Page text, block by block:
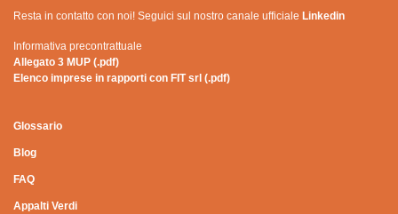
Resta in contatto con noi! Seguici sul nostro canale ufficiale Linkedin
Informativa precontrattuale
Allegato 3 MUP (.pdf)
Elenco imprese in rapporti con FIT srl (.pdf)
Glossario
Blog
FAQ
Appalti Verdi